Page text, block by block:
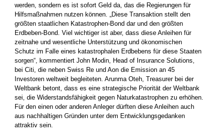
werden, sondern es ist sofort Geld da, das die Regierungen für
Hilfsmaßnahmen nutzen können. „Diese Transaktion stellt den
größten staatlichen Katastrophen-Bond dar und den größten
Erdbeben-Bond. Viel wichtiger ist aber, dass diese Anleihen für
zeitnahe und wesentliche Unterstützung und ökonomischen
Schutz im Falle eines katastrophalen Erdbebens für diese Staaten
sorgen“, kommentiert John Modin, Head of Insurance Solutions,
bei Citi, die neben Swiss Re und Aon die Emission an 45
Investoren weltweit begleiteten. Arunma Oteh, Treasurer bei der
Weltbank betont, dass es eine strategische Priorität der Weltbank
sei, die Widerstandsfähigkeit gegen Naturkatastrophen zu erhöhen.
Für den einen oder anderen Anleger dürften diese Anleihen auch
aus nachhaltigen Gründen unter dem Entwicklungsgedanken
attraktiv sein.